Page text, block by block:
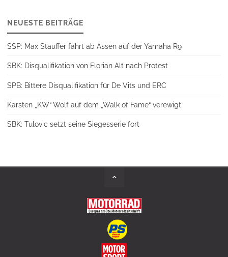
NEUESTE BEITRÄGE
SSP: Max Stauffer fährt ab Assen auf der Yamaha R9
SBK: Disqualifikation von Florian Alt nach Protest
SPB: Bittere Disqualifikation für De Vits und ERC
Karsten „KW“ Wolf auf dem „Walk of Fame“ verewigt
SBK: Tulovic setzt seine Siegesserie fort
Back